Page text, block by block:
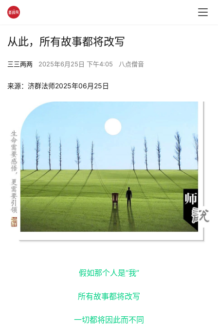
从此，所有故事都将改写
三三两两 2025年6月25日 下午4:05 八点僧音
来源：济群法师2025年06月25日
假如那个人是“我”
所有故事都将改写
一切都将因此而不同